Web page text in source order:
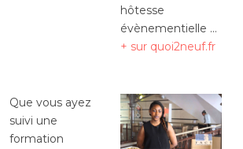
hôtesse
évènementielle …
+ sur quoi2neuf.fr
Que vous ayez
suivi une
formation